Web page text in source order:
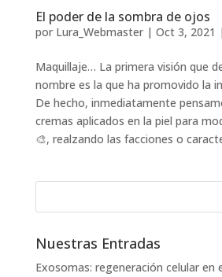
El poder de la sombra de ojos
por Lura_Webmaster| Oct 3, 2021 |
Maquillaje… La primera visión que
nombre es la que ha promovido la
De hecho, inmediatamente
cremas aplicados en la piel para
🎨, realzando las facciones o
Nuestras Entradas
Exosomas: regeneración celular en